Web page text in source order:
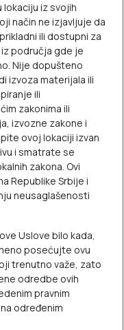
lokaciju iz svojih
način ne izjavljuje da
ili dostupni za
područja gde je
Nije dopušteno
izvoza materijala ili
ili
zakonima ili
izvozne zakone i
ovoj lokaciji izvan
i smatrate se
zakona. Ovi
Republike Srbije i
neusaglašenosti
Uslove bilo kada,
posećujte ovu
trenutno važe, zato
odredbe ovih
pravnim
određenim